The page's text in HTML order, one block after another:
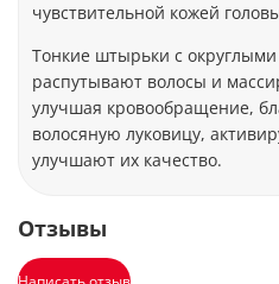
чувствительной кожей
Тонкие штырьки с
распутывают волосы и
улучшая кровообращение,
волосяную луковицу,
улучшают их качество.
Отзывы